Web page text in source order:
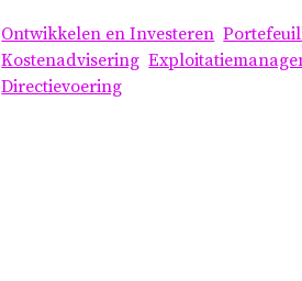
Ontwikkelen en Investeren
Kostenadvisering
Directievoering